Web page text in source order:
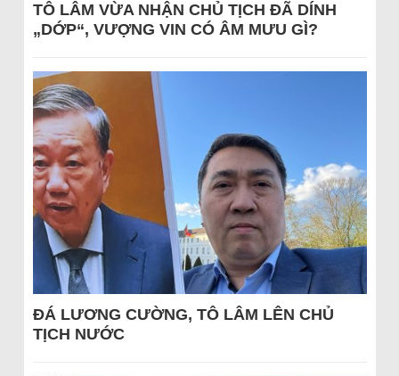
TÔ LÂM VỪA NHẬN CHỦ TỊCH ĐÃ DÍNH
„DỚP“, VƯỢNG VIN CÓ ÂM MƯU GÌ?
ĐÁ LƯƠNG CƯỜNG, TÔ LÂM LÊN CHỦ
TỊCH NƯỚC